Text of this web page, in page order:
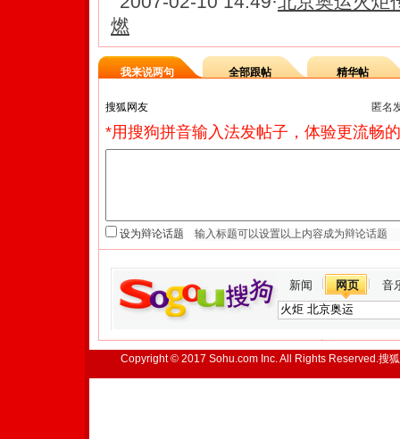
燃
我来说两句 全部跟帖 精华帖
匿名
*用搜狗拼音输入法发帖子，体验更流畅
设为辩论话题
新闻 网页 音
Copyright © 2017 Sohu.com Inc. All Rights Reserved.搜